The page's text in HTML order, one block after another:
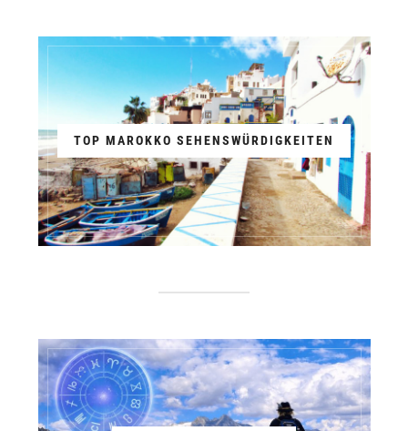
TOP MAROKKO SEHENSWÜRDIGKEITEN